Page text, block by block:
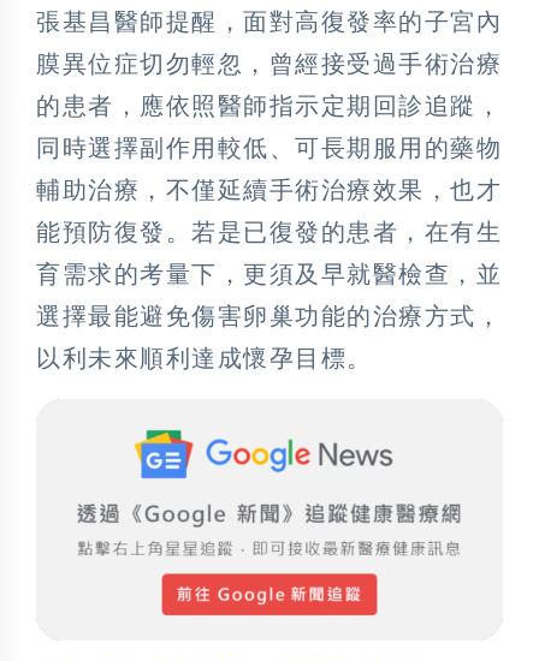
張基昌醫師提醒，面對高復發率的子宮內
膜異位症切勿輕忽，曾經接受過手術治療
的患者，應依照醫師指示定期回診追蹤，
同時選擇副作用較低、可長期服用的藥物
輔助治療，不僅延續手術治療效果，也才
能預防復發。若是已復發的患者，在有生
育需求的考量下，更須及早就醫檢查，並
選擇最能避免傷害卵巢功能的治療方式，
以利未來順利達成懷孕目標。